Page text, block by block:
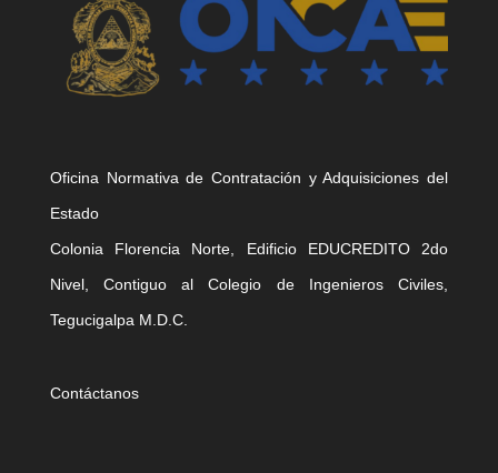
Oficina Normativa de Contratación y Adquisiciones del
Estado
Colonia Florencia Norte, Edificio EDUCREDITO 2do
Nivel, Contiguo al Colegio de Ingenieros Civiles,
Tegucigalpa M.D.C.
Contáctanos